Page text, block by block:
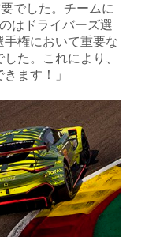
でした。チームに
はドライバーズ選
権において重要な
た。これにより、
ます！」